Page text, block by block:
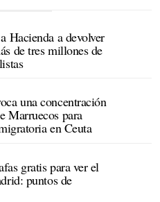
Hacienda a devolver
de tres millones de
una concentración
Marruecos para
en Ceuta
gratis para ver el
puntos de